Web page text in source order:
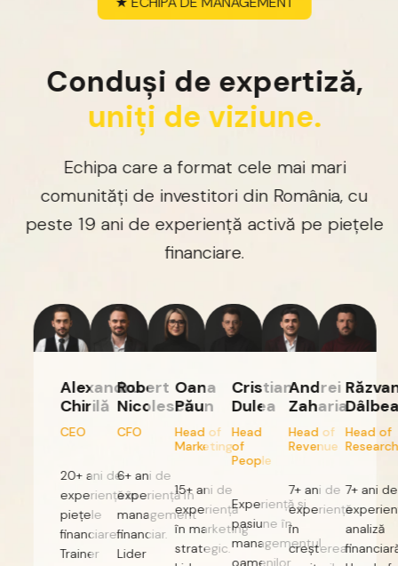
Conduși deexpertiză,
unițideviziune.
Echipa care a format cele mai mari
comunități de investitori din România, cu
peste 19 ani de experiență activă pe piețele
financiare.
Alexandru
Chirilă
CEO
20+ ani de
experiență în
piețele
financiare.
Trainer
Robert
Nicolescu
CFO
6+ ani de
experiență în
management
financiar.
Lider
Oana
Păun
Head of
Marketing
15+ ani de
experiență
în marketing
strategic.
Cristian
Dulea
Head
of
People
Experiență și
pasiune în
managementul
oamenilor.
Andrei
Zaharia
Head of
Revenue
ani de
experiență
în
creșterea
Răzvan
Dâlbea
Head of
Research
7+ ani de
experiență
analiză
financiară.